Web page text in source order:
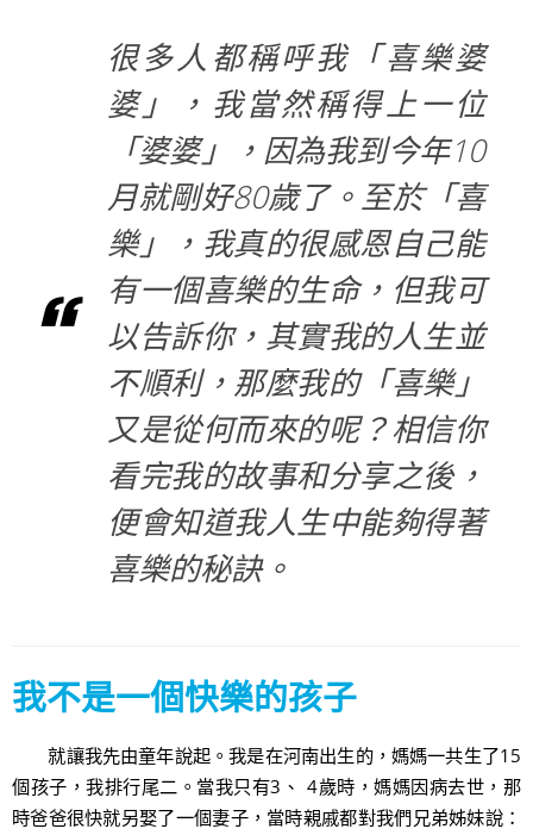
很多人都稱呼我「喜樂婆
婆」，我當然稱得上一位
「婆婆」，因為我到今年10
月就剛好80歲了。至於「喜
樂」，我真的很感恩自己能
有一個喜樂的生命，但我可
以告訴你，其實我的人生並
不順利，那麼我的「喜樂」
又是從何而來的呢？相信你
看完我的故事和分享之後，
便會知道我人生中能夠得著
喜樂的秘訣。
我不是一個快樂的孩子
就讓我先由童年說起。我是在河南出生的，媽媽一共生了15
個孩子，我排行尾二。當我只有3、 4歲時，媽媽因病去世，那
時爸爸很快就另娶了一個妻子，當時親戚都對我們兄弟姊妹說：